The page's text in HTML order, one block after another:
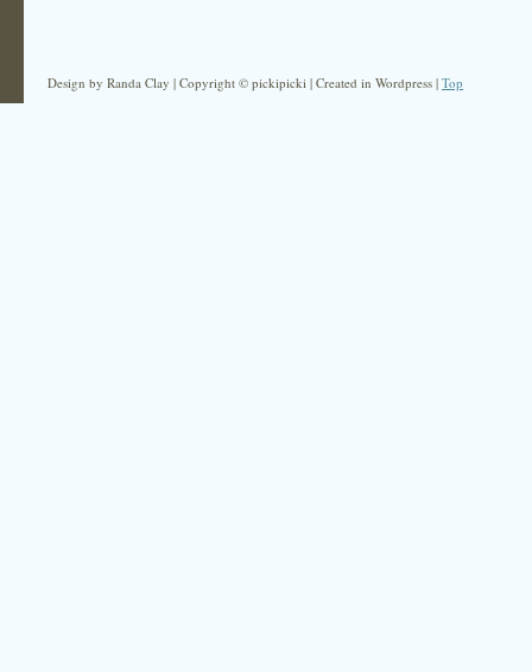
Design by Randa Clay | Copyright © pickipicki | Created in Wordpress | Top